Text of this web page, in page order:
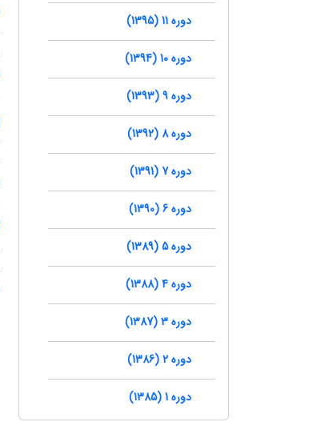
دوره 11 (1395)
دوره 10 (1394)
دوره 9 (1393)
دوره 8 (1392)
دوره 7 (1391)
دوره 6 (1390)
دوره 5 (1389)
دوره 4 (1388)
دوره 3 (1387)
دوره 2 (1386)
دوره 1 (1385)